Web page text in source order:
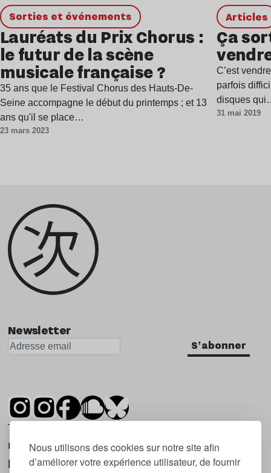
Nous utilisons des cookies sur notre site afin
d’améliorer votre expérience utilisateur, de fournir
Sorties et événements
Lauréats du Prix Chorus :
le futur de la scène
musicale française ?
35 ans que le Festival Chorus des Hauts-De-
Seine accompagne le début du printemps ; et 13
ans qu'il se place…
23 mars 2023
Articles
Ça
C’est
parfois
disques
31 mai 2019
Newsletter
S'abonner
Tsugi est un mensuel indépendant sur la
musique et les nouvelles tendances, dont la
première parution date de 2007.